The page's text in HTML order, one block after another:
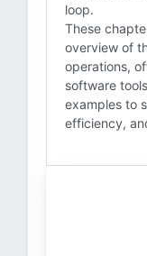
loop.
These
overview of
operations,
software
examples to
efficiency,